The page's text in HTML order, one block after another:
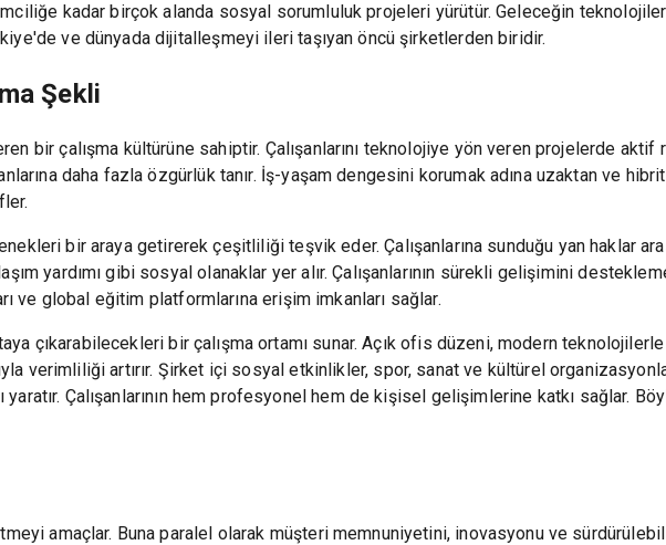
kadar birçok alanda sosyal sorumluluk projeleri yürütür. Geleceğin
ve dünyada dijitalleşmeyi ileri taşıyan öncü şirketlerden biridir.
Şekli
bir çalışma kültürüne sahiptir. Çalışanlarını teknolojiye yön veren projelerde
daha fazla özgürlük tanır. İş-yaşam dengesini korumak adına uzaktan ve
bir araya getirerek çeşitliliği teşvik eder. Çalışanlarına sunduğu yan haklar
yardımı gibi sosyal olanaklar yer alır. Çalışanlarının sürekli gelişimini
ve global eğitim platformlarına erişim imkanları sağlar.
çıkarabilecekleri bir çalışma ortamı sunar. Açık ofis düzeni, modern teknolojilerle
verimliliği artırır. Şirket içi sosyal etkinlikler, spor, sanat ve kültürel
yaratır. Çalışanlarının hem profesyonel hem de kişisel gelişimlerine katkı sağlar.
amaçlar. Buna paralel olarak müşteri memnuniyetini, inovasyonu ve